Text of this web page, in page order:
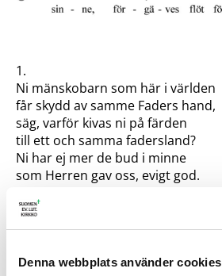
Denna webbplats använder cookies
1.
Ni mänskobarn som här i världen
får skydd av samme Faders hand,
säg, varför kivas ni på färden
till ett och samma fadersland?
Ni har ej mer de bud i minne
som Herren gav oss, evigt god.
förgäves flöt för er hans blod.
O människa, den vägen vandra